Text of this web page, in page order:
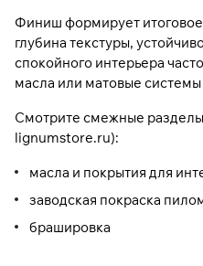
Финиш формирует итоговое
глубина текстуры,
спокойного интерьера
масла или матовые системы
Смотрите смежные
lignumstore.ru):
масла и покрытия для
заводская покраска
брашировка